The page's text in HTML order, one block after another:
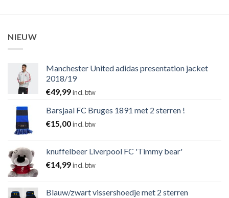
NIEUW
Manchester United adidas presentation jacket
2018/19
€49,99incl. btw
Barsjaal FC Bruges 1891 met 2 sterren !
€15,00incl. btw
knuffelbeer Liverpool FC 'Timmy bear'
€14,99incl. btw
Blauw/zwart vissershoedje met 2 sterren